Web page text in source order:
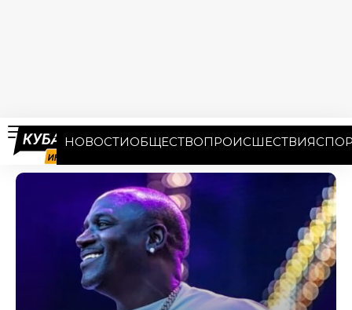
НОВОСТИОБЩЕСТВОПРОИСШЕСТВИЯ